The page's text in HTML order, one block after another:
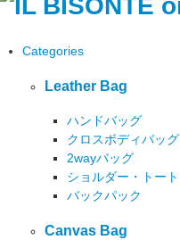
Categories
Leather Bag
ハンドバッグ
クロスボディバッグ
2wayバッグ
ショルダー・トート
バックパック
Canvas Bag